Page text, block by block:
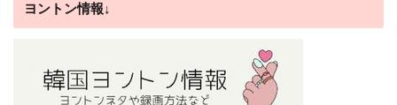
ヨントン情報↓